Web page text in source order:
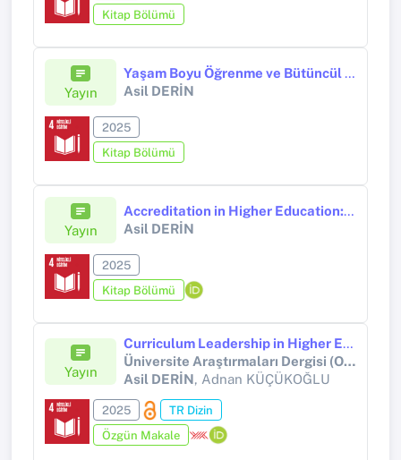
Kitap Bölümü
Yayın
Yaşam Boyu Öğrenme ve Bütüncül Gelişim
Asil DERİN
2025
Kitap Bölümü
Yayın
Accreditation in Higher Education: Does It Restrict Academic Freedom
Asil DERİN
2025
Kitap Bölümü
Yayın
Curriculum Leadership in Higher Education: A Scale Development Research
Üniversite Araştırmaları Dergisi (Online)
Asil DERİN, Adnan KÜÇÜKOĞLU
2025
TR Dizin
Özgün Makale